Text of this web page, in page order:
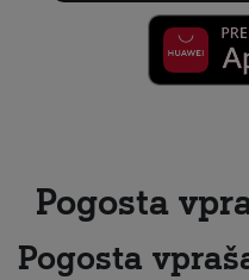
Pogosta
Pogosta